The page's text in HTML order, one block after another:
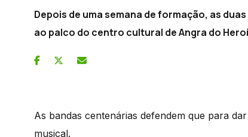
Depois de uma semana de formação, as
ao palco do centro cultural de Angra do
As bandas centenárias defendem que para
musical.